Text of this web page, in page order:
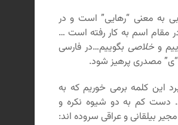
به معنی “رهایی” است و در
مقام اسم به کار رفته است …
و خلاصی بگوییم…در فارسی
“ی” مصدری پرهیز شود.
این کلمه برمی خوریم که به
دست کم به دو شیوه نکره و
بیلقانی و عراقی سروده اند: